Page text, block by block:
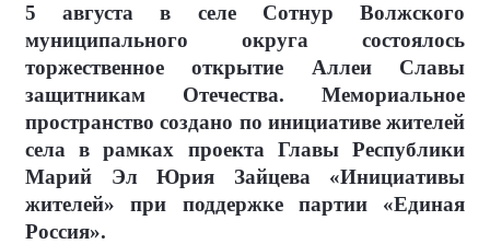
5 августа в селе Сотнур Волжского
муниципального округа состоялось
торжественное открытие Аллеи Славы
защитникам Отечества. Мемориальное
пространство создано по инициативе жителей
села в рамках проекта Главы Республики
Марий Эл Юрия Зайцева «Инициативы
жителей» при поддержке партии «Единая
Россия».